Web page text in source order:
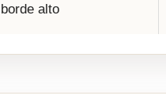
borde alto